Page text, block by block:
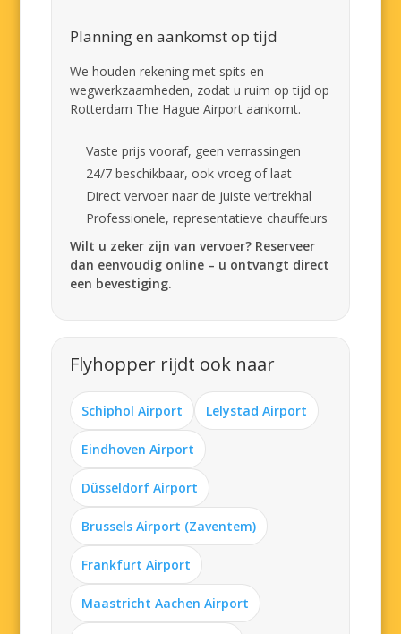
Planning en aankomst op tijd
We houden rekening met spits en
wegwerkzaamheden, zodat u ruim op tijd op
Rotterdam The Hague Airport aankomt.
Vaste prijs vooraf, geen verrassingen
24/7 beschikbaar, ook vroeg of laat
Direct vervoer naar de juiste vertrekhal
Professionele, representatieve chauffeurs
Wilt u zeker zijn van vervoer? Reserveer
dan eenvoudig online – u ontvangt direct
een bevestiging.
Flyhopper rijdt ook naar
Schiphol Airport Lelystad Airport
Eindhoven Airport
Düsseldorf Airport
Brussels Airport (Zaventem)
Frankfurt Airport
Maastricht Aachen Airport